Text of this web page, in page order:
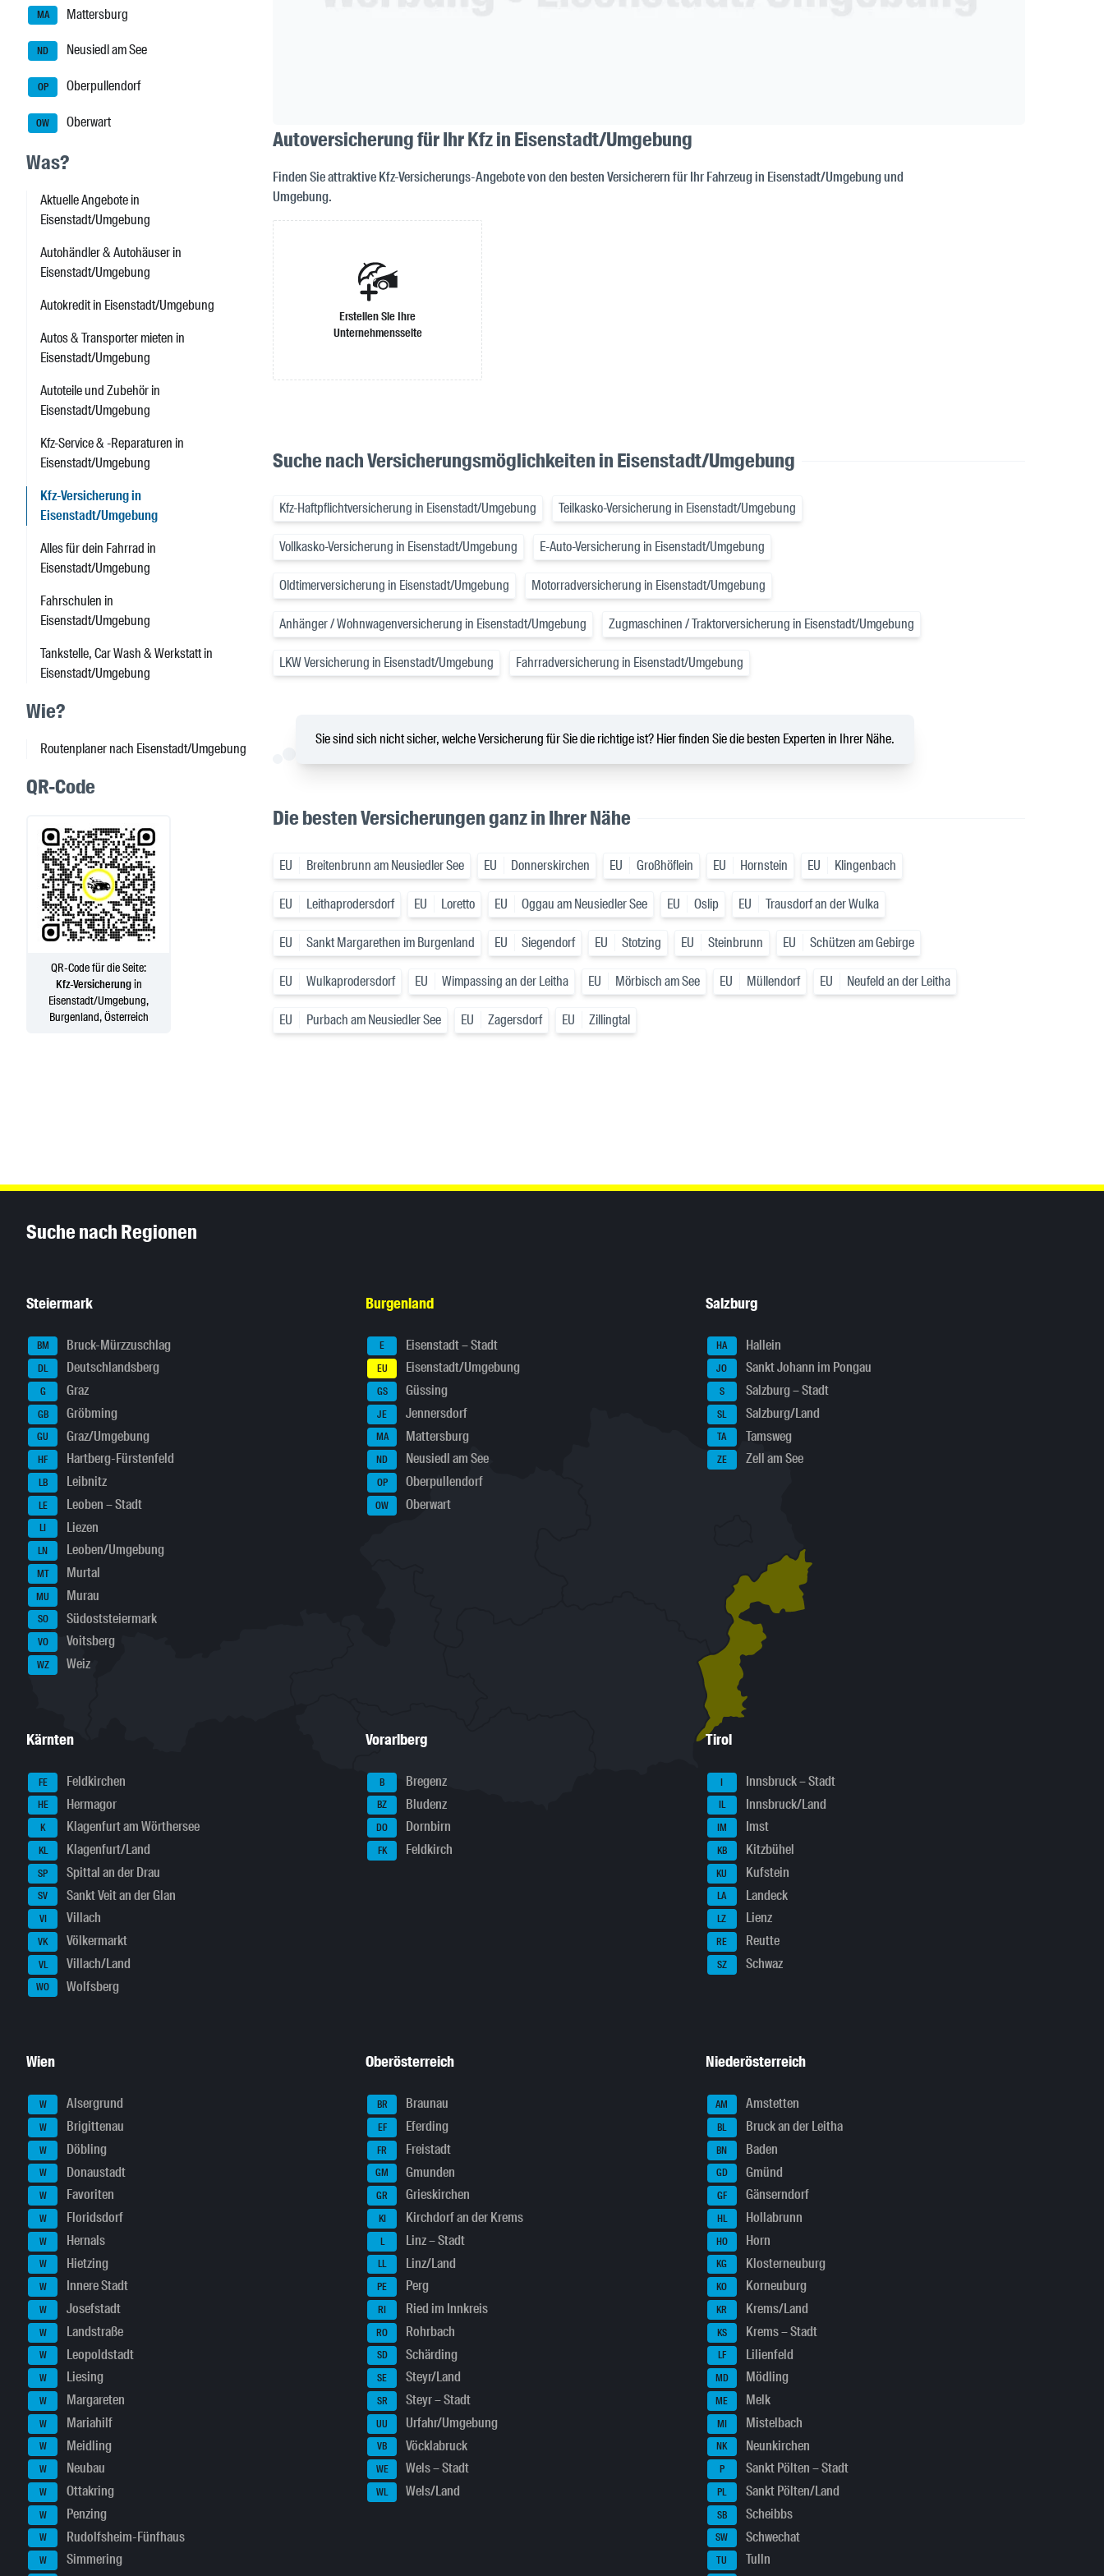
MA Mattersburg
ND Neusiedl am See
OP Oberpullendorf
OW Oberwart
Was?
Aktuelle Angebote in
Eisenstadt/Umgebung
Autohändler & Autohäuser in
Eisenstadt/Umgebung
Autokredit in Eisenstadt/Umgebung
Autos & Transporter mieten in
Eisenstadt/Umgebung
Autoteile und Zubehör in
Eisenstadt/Umgebung
Kfz-Service & -Reparaturen in
Eisenstadt/Umgebung
Kfz-Versicherung in
Eisenstadt/Umgebung
Alles für dein Fahrrad in
Eisenstadt/Umgebung
Fahrschulen in
Eisenstadt/Umgebung
Tankstelle, Car Wash & Werkstatt in
Eisenstadt/Umgebung
Wie?
Routenplaner nach Eisenstadt/Umgebung
QR-Code
QR-Code für die Seite:
Kfz-Versicherungin
Eisenstadt/Umgebung,
Burgenland, Österreich
Autoversicherung für Ihr Kfz in Eisenstadt/Umgebung
Finden Sie attraktive Kfz-Versicherungs-Angebote von den besten Versicherern für Ihr Fahrzeug in Eisenstadt/Umgebung und
Umgebung.
Erstellen Sie Ihre
Unternehmensseite
Suche nach Versicherungsmöglichkeiten in Eisenstadt/Umgebung
Kfz-Haftpflichtversicherung in Eisenstadt/Umgebung Teilkasko-Versicherung in Eisenstadt/Umgebung
Vollkasko-Versicherung in Eisenstadt/Umgebung E-Auto-Versicherung in Eisenstadt/Umgebung
Oldtimerversicherung in Eisenstadt/Umgebung Motorradversicherung in Eisenstadt/Umgebung
Anhänger / Wohnwagenversicherung in Eisenstadt/Umgebung Zugmaschinen / Traktorversicherung in Eisenstadt/Umgebung
LKW Versicherung in Eisenstadt/Umgebung Fahrradversicherung in Eisenstadt/Umgebung
Sie sind sich nicht sicher, welche Versicherung für Sie die richtige ist? Hier finden Sie die besten Experten in Ihrer Nähe.
Die besten Versicherungen ganz in Ihrer Nähe
EU Breitenbrunn am Neusiedler See EU Donnerskirchen EU Großhöflein EU Hornstein EU Klingenbach
EU Leithaprodersdorf EU Loretto EU Oggau am Neusiedler See EU Oslip EU Trausdorf an der Wulka
EU Sankt Margarethen im Burgenland EU Siegendorf EU Stotzing EU Steinbrunn EU Schützen am Gebirge
EU Wulkaprodersdorf EU Wimpassing an der Leitha EU Mörbisch am See EU Müllendorf EU Neufeld an der Leitha
EU Purbach am Neusiedler See EU Zagersdorf EU Zillingtal
Suche nach Regionen
Steiermark
BM Bruck-Mürzzuschlag
DL Deutschlandsberg
G Graz
GB Gröbming
GU Graz/Umgebung
HF Hartberg-Fürstenfeld
LB Leibnitz
LE Leoben – Stadt
LI Liezen
LN Leoben/Umgebung
MT Murtal
MU Murau
SO Südoststeiermark
VO Voitsberg
WZ Weiz
Burgenland
E Eisenstadt – Stadt
EU Eisenstadt/Umgebung
GS Güssing
JE Jennersdorf
MA Mattersburg
ND Neusiedl am See
OP Oberpullendorf
OW Oberwart
Salzburg
HA Hallein
JO Sankt Johann im Pongau
S Salzburg – Stadt
SL Salzburg/Land
TA Tamsweg
ZE Zell am See
Kärnten
FE Feldkirchen
HE Hermagor
K Klagenfurt am Wörthersee
KL Klagenfurt/Land
SP Spittal an der Drau
SV Sankt Veit an der Glan
VI Villach
VK Völkermarkt
VL Villach/Land
WO Wolfsberg
Vorarlberg
B Bregenz
BZ Bludenz
DO Dornbirn
FK Feldkirch
Tirol
I Innsbruck – Stadt
IL Innsbruck/Land
IM Imst
KB Kitzbühel
KU Kufstein
LA Landeck
LZ Lienz
RE Reutte
SZ Schwaz
Wien
W Alsergrund
W Brigittenau
W Döbling
W Donaustadt
W Favoriten
W Floridsdorf
W Hernals
W Hietzing
W Innere Stadt
W Josefstadt
W Landstraße
W Leopoldstadt
W Liesing
W Margareten
W Mariahilf
W Meidling
W Neubau
W Ottakring
W Penzing
W Rudolfsheim-Fünfhaus
W
Simmering
Oberösterreich
BR Braunau
EF Eferding
FR Freistadt
GM Gmunden
GR Grieskirchen
KI Kirchdorf an der Krems
L Linz – Stadt
LL Linz/Land
PE Perg
RI Ried im Innkreis
RO Rohrbach
SD Schärding
SE Steyr/Land
SR Steyr – Stadt
UU Urfahr/Umgebung
VB Vöcklabruck
WE Wels – Stadt
WL Wels/Land
Niederösterreich
AM Amstetten
BL Bruck an der Leitha
BN Baden
GD Gmünd
GF Gänserndorf
HL Hollabrunn
HO Horn
KG Klosterneuburg
KO Korneuburg
KR Krems/Land
KS Krems – Stadt
LF Lilienfeld
MD Mödling
ME Melk
MI Mistelbach
NK Neunkirchen
P Sankt Pölten – Stadt
PL Sankt Pölten/Land
SB Scheibbs
SW Schwechat
TU
Tulln